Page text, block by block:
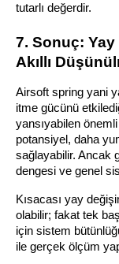
tutarlı değerdir.
7. Sonuç: Yay
Akıllı
Airsoft spring yani
itme gücünü
yansıyabilen
potansiyel, daha
sağlayabilir. Ancak
dengesi ve genel
Kısacası yay
olabilir; fakat tek
için sistem
ile gerçek ölçüm